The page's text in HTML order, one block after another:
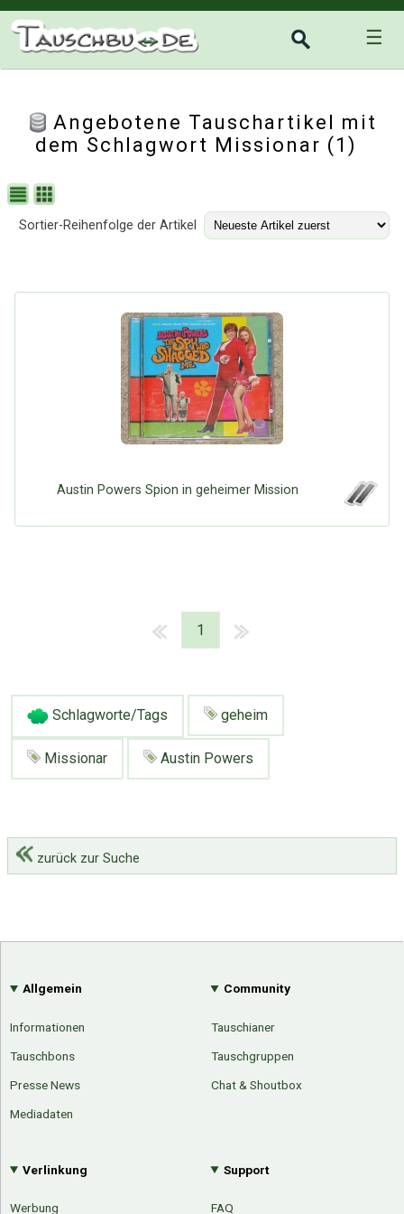
☰
Angebotene Tauschartikel mit
dem Schlagwort Missionar (1)
Sortier-Reihenfolge der Artikel
Austin Powers Spion in geheimer Mission
1
Schlagworte/Tags geheim
Missionar Austin Powers
zurück zur Suche
Allgemein
Informationen
Tauschbons
Presse News
Mediadaten
Community
Tauschianer
Tauschgruppen
Chat & Shoutbox
Verlinkung
Werbung
Support
FAQ